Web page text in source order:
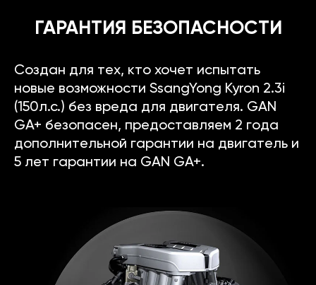
ГАРАНТИЯ БЕЗОПАСНОСТИ
Создан для тех, кто хочет испытать
новые возможности SsangYong Kyron 2.3i
(150л.с.) без вреда для двигателя. GAN
GA+ безопасен, предоставляем 2 года
дополнительной гарантии на двигатель и
5 лет гарантии на GAN GA+.